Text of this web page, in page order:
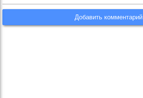
Добавить комментарий